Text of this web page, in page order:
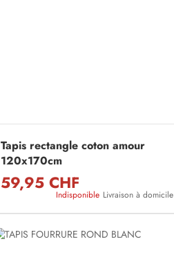
Tapis rectangle coton amour
120x170cm
59,95 CHF
Indisponible Livraison à domicile